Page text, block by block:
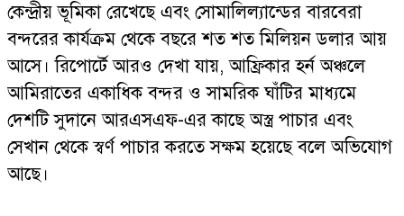
কেন্দ্রীয় ভূমিকা রেখেছে এবং সোমালিল্যান্ডের বারবেরা
বন্দরের কার্যক্রম থেকে বছরে শত শত মিলিয়ন ডলার আয়
আসে। রিপোর্টে আরও দেখা যায়, আফ্রিকার হর্ন অঞ্চলে
আমিরাতের একাধিক বন্দর ও সামরিক ঘাঁটির মাধ্যমে
দেশটি সুদানে আরএসএফ-এর কাছে অস্ত্র পাচার এবং
সেখান থেকে স্বর্ণ পাচার করতে সক্ষম হয়েছে বলে অভিযোগ
আছে।